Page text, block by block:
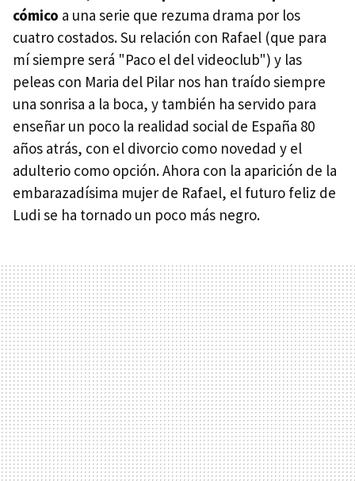
cómico a una serie que rezuma drama por los
cuatro costados. Su relación con Rafael (que para
mí siempre será "Paco el del videoclub") y las
peleas con Maria del Pilar nos han traído siempre
una sonrisa a la boca, y también ha servido para
enseñar un poco la realidad social de España 80
años atrás, con el divorcio como novedad y el
adulterio como opción. Ahora con la aparición de la
embarazadísima mujer de Rafael, el futuro feliz de
Ludi se ha tornado un poco más negro.